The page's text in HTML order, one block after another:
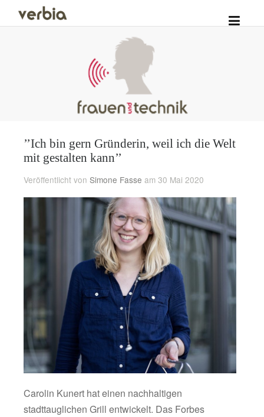
’’Ich bin gern Gründerin, weil ich die Welt
mit gestalten kann’’
Veröffentlicht von Simone Fasse am 30 Mai 2020
Carolin Kunert hat einen nachhaltigen
stadttauglichen Grill entwickelt. Das Forbes